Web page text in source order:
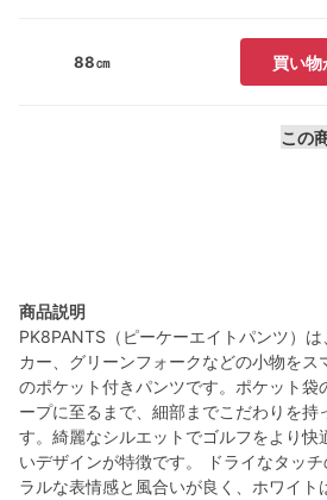
88㎝ 買い物
この
商品説明
PK8PANTS（ピーケーエイトパンツ）
カー、グリーンフォークなどの小物をス
のポケット付きパンツです。ポケット袋
ープに至るまで、細部までこだわりを持
す。綺麗なシルエットでゴルフをより快
いデザインが特徴です。 ドライなタッ
ラルな表情感と風合いが良く、ホワイト